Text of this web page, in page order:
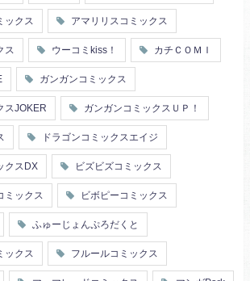
ックス アマリリスコミックス
ス ウーコミkiss！ カチＣＯＭＩ
ガンガンコミックス
スJOKER ガンガンコミックスＵＰ！
ドラゴンコミックスエイジ
クスDX ビズビズコミックス
ミックス ビボピーコミックス
ふゅーじょんぷろだくと
ックス フルールコミックス